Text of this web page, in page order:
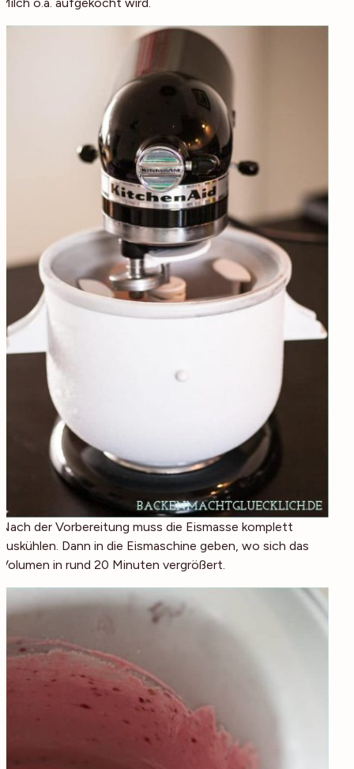
Nach der Vorbereitung muss die Eismasse komplett
auskühlen. Dann in die Eismaschine geben, wo sich das
Volumen in rund 20 Minuten vergrößert.